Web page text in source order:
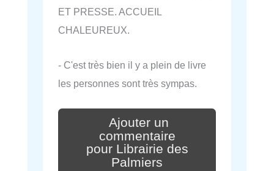
ET PRESSE. ACCUEIL
CHALEUREUX.
- C'est très bien il y a plein de livre
les personnes sont très sympas.
Ajouter un
commentaire
pour Librairie des
Palmiers